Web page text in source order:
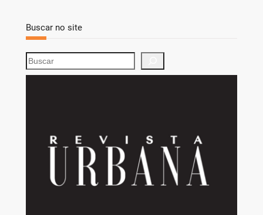
Buscar no site
S
e